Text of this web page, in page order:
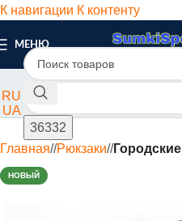
К навигации К контенту
МЕНЮ
RU
UA
Главная/ Рюкзаки/ Городские
НОВЫЙ